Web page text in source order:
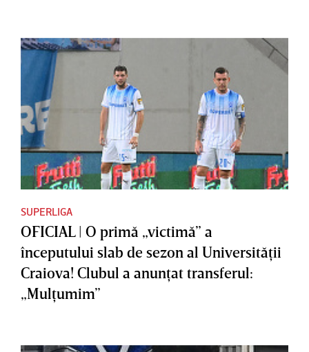
SUPERLIGA
OFICIAL | O primă „victimă” a
începutului slab de sezon al Universităţii
Craiova! Clubul a anunţat transferul:
„Mulţumim”